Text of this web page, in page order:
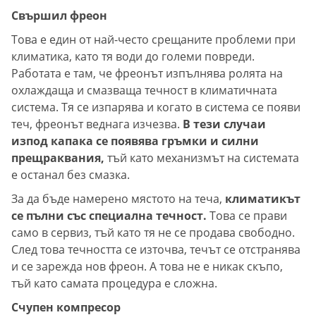
Свършил фреон
Това е един от най-често срещаните проблеми при
климатика, като тя води до големи повреди.
Работата е там, че фреонът изпълнява ролята на
охлаждаща и смазваща течност в климатичната
система. Тя се изпарява и когато в система се появи
теч, фреонът веднага изчезва. В тези случаи
изпод капака се появява гръмки и силни
прещраквания, тъй като механизмът на системата
е останал без смазка.
За да бъде намерено мястото на теча, климатикът
се пълни със специална течност. Това се прави
само в сервиз, тъй като тя не се продава свободно.
След това течността се източва, течът се отстранява
и се зарежда нов фреон. А това не е никак скъпо,
тъй като самата процедура е сложна.
Счупен компресор